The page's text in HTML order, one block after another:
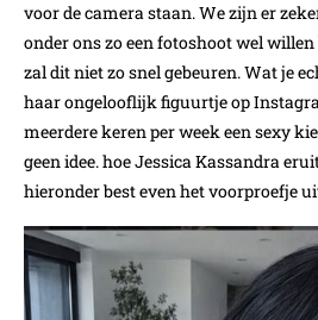
voor de camera staan. We zijn er
onder ons zo een fotoshoot wel
zal dit niet zo snel gebeuren. Wat je
haar ongelooflijk figuurtje op
meerdere keren per week een sexy
geen idee. hoe Jessica Kassandra
hieronder best even het voorproefje